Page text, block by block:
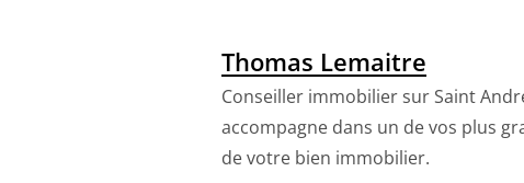
Thomas Lemaitre
Conseiller immobilier sur Saint
accompagne dans un de vos plus
de votre bien immobilier.